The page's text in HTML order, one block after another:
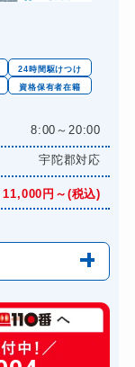
24時間駆けつけ
資格保有者在籍
8:00～20:00
宇陀郡対応
11,000円～(税込)
6,600円～(税込)
14,300円～(税込)